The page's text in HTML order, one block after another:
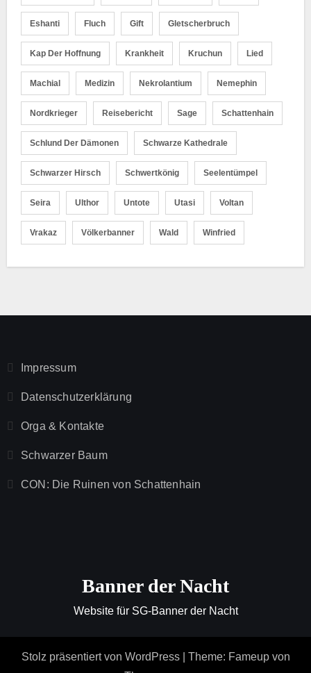
Eshanti Fluch Gift Gletscherbruch
Kap Der Hoffnung Krankheit Kruchun Lied
Machial Medizin Nekrolantium Nemephin
Nordkrieger Reisebericht Sage Schattenhain
Schlund Der Dämonen Schwarze Kathedrale
Schwarzer Hirsch Schwertkönig Seelentümpel
Seira Ulthor Untote Utasi Voltan
Vrakaz Völkerbanner Wald Winfried
Impressum
Datenschutzerklärung
Orga & Kontakte
Schwarzer Baum
CON: Die Ruinen von Schattenhain
Banner der Nacht
Website für SG-Banner der Nacht
Stolz präsentiert von WordPress
Theme: Fameup von